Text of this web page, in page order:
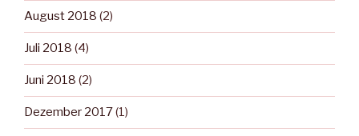
August 2018 (2)
Juli 2018 (4)
Juni 2018 (2)
Dezember 2017(1)